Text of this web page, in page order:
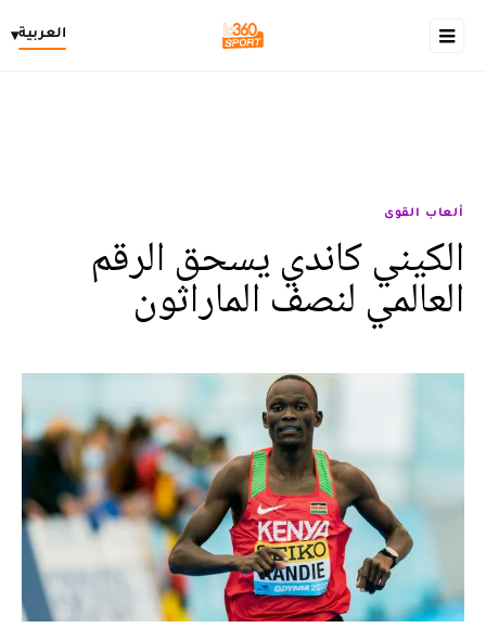
العربية▾
ألعاب القوى
الكيني كاندي يسحق الرقم
العالمي لنصف الماراثون